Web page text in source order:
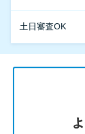
土日審査OK